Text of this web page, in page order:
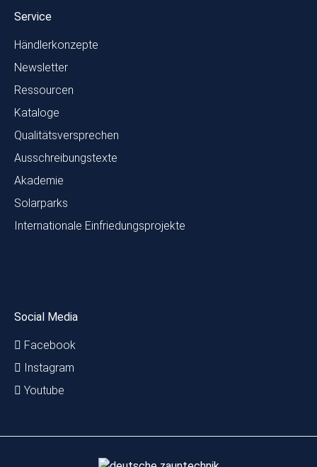
Service
Händlerkonzepte
Newsletter
Ressourcen
Kataloge
Qualitätsversprechen
Ausschreibungstexte
Akademie
Solarparks
Internationale Einfriedungsprojekte
Social Media
Facebook
Instagram
Youtube